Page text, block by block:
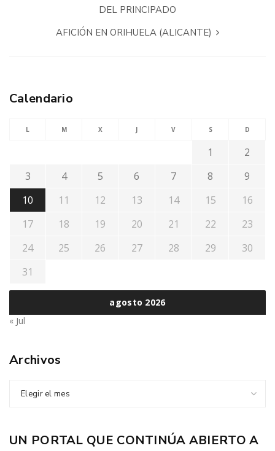
DEL PRINCIPADO
AFICIÓN EN ORIHUELA (ALICANTE)
Calendario
agosto 2026
L M X J V S D
1
2
3
4 5 6 7 8
9
10
11 12 13 14 15
16
17
18 19 20 21 22
23
24
25 26 27 28 29
30
31
« Jul
Archivos
Elegir el mes
UN PORTAL QUE CONTINÚA ABIERTO A